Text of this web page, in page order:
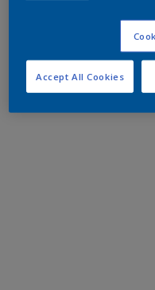
Accept All Cookies